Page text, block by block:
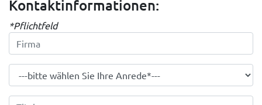
Kontaktinformationen:
*Pflichtfeld